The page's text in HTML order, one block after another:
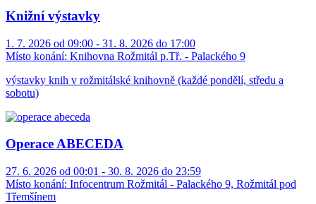
Knižní výstavky
1. 7. 2026 od 09:00 - 31. 8. 2026 do 17:00
Místo konání: Knihovna Rožmitál p.Tř. - Palackého 9
výstavky knih v rožmitálské knihovně (každé pondělí, středu a
sobotu)
Operace ABECEDA
27. 6. 2026 od 00:01 - 30. 8. 2026 do 23:59
Místo konání: Infocentrum Rožmitál - Palackého 9, Rožmitál pod
Třemšínem